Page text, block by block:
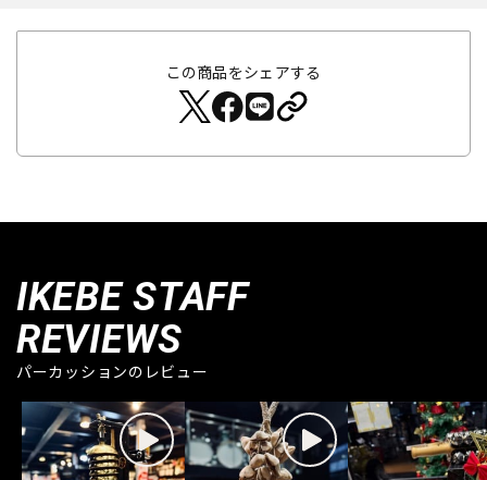
この商品をシェアする
IKEBE STAFF
REVIEWS
パーカッションのレビュー